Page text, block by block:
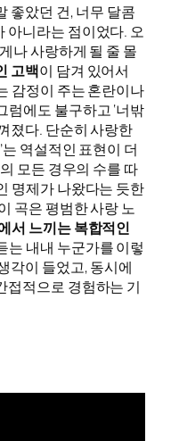
좋았던 건, 너무 달콤
아니라는 점이었다. 오
나 사랑하게 될 줄 몰
고백이 담겨 있어서
감정이 주는 혼란이나
럼에도 불구하고 ‘너밖
졌다. 단순히 사랑한
는 역설적인 표현이 더
모든 경우의 수를 따
명제가 나왔다는 듯한
곡은 평범한 사랑 노
서 느끼는 복합적인
는 내내 누군가를 이렇
각이 들었고, 동시에
접적으로 경험하는 기